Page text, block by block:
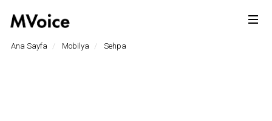
Ana Sayfa Mobilya Sehpa